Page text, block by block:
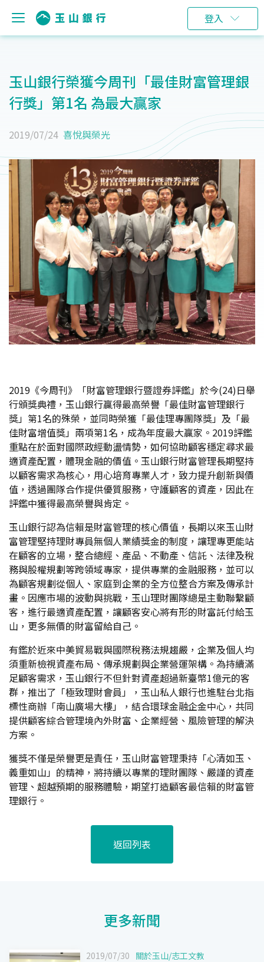
登入
玉山銀行榮獲今周刊「最佳財富管理銀
行獎」第1名 為最大贏家
2019/07/24 喜悅與榮光
2019《今周刊》「財富管理銀行暨證券評鑑」於今(24)日舉
行頒獎典禮，玉山銀行贏得最高榮譽「最佳財富管理銀行
獎」第1名的殊榮，並同時榮獲「最佳理專團隊獎」及「最
佳財富增值獎」兩項第1名，成為年度最大贏家。2019評鑑
重點在於面對國際政經動盪情勢，如何協助顧客穩定尋求最
適資產配置，體現金融的價值。玉山銀行財富管理長期堅持
以顧客需求為核心，用心培育專業人才，致力提升創新與價
值，透過團隊合作提供優質服務，守護顧客的資產，因此在
評鑑中獲得最高榮譽與肯定。
玉山銀行認為信賴是財富管理的核心價值，長期以來玉山財
富管理堅持理財專員無個人業績獎金的制度，讓理專更能站
在顧客的立場，整合總經、產品、不動產、信託、法律及稅
務與股權規劃等跨領域專家，提供專業的金融服務，並可以
為顧客規劃從個人、家庭到企業的全方位整合方案及傳承計
畫。因應市場的波動與挑戰，玉山理財團隊總是主動聯繫顧
客，進行最適資產配置，讓顧客安心將有形的財富託付給玉
山，更多無價的財富留給自己。
有鑑於近來中美貿易戰與國際稅務法規趨嚴，企業及個人均
須重新檢視資產布局、傳承規劃與企業營運架構。為持續滿
足顧客需求，玉山銀行不但針對資產超過新臺幣1億元的客
群，推出了「極致理財會員」，玉山私人銀行也進駐台北指
標性商辦「南山廣場大樓」，結合環球金融企金中心，共同
提供顧客綜合管理境內外財富、企業經營、風險管理的解決
方案。
獲獎不僅是榮譽更是責任，玉山財富管理秉持「心清如玉、
義重如山」的精神，將持續以專業的理財團隊、嚴謹的資產
管理、超越預期的服務體驗，期望打造顧客最信賴的財富管
理銀行。
返回列表
更多新聞
2019/07/30 關於玉山/志工文教